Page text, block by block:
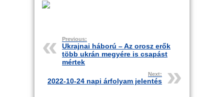
Previous:
Ukrajnai háború – Az orosz erők
több ukrán megyére is csapást
mértek
Next:
2022-10-24 napi árfolyam jelentés